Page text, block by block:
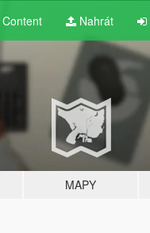
Content Nahrát
MAPY